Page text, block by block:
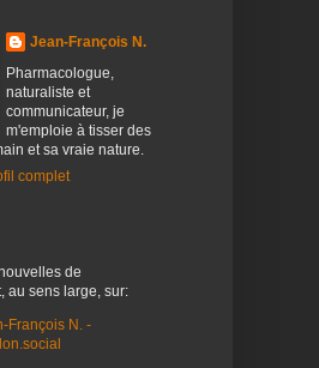
Jean-François N.
Pharmacologue,
naturaliste et
communicateur, je
m'emploie à tisser des
et sa vraie nature.
complet
de
au sens large, sur:
François N. -